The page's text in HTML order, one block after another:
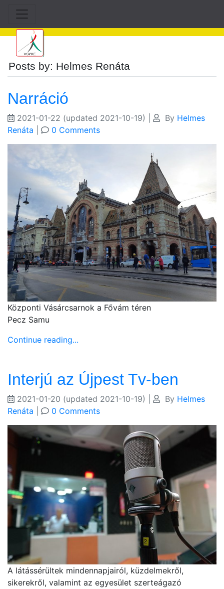
Posts by: Helmes Renáta
Narráció
2021-01-22 (updated 2021-10-19) By Helmes
Renáta
0 Comments
Központi Vásárcsarnok a Fővám téren
Pecz Samu
Continue reading...
Interjú az Újpest Tv-ben
2021-01-20 (updated 2021-10-19) By Helmes
Renáta
0 Comments
A látássérültek mindennapjairól, küzdelmekről,
sikerekről, valamint az egyesület szerteágazó